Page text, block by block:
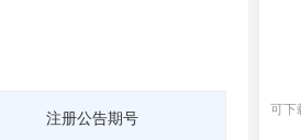
注册公告期号